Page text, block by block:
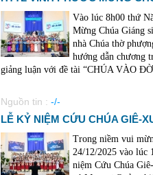
Vào lúc 8h00 thứ
Mừng Chúa Giáng
nhà Chúa thờ
hướng dẫn chương
giảng luận với đề tài “CHÚA VÀO
Nguồn tin : -/-
LỄ KỶ NIỆM CỨU CHÚA GIÊ-
Trong niềm vui
24/12/2025 vào lúc
niệm Cứu Chúa